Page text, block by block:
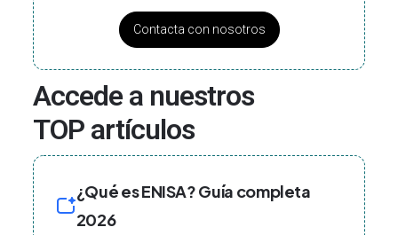
Contacta con nosotros
Accede a nuestros
TOP artículos
¿Qué es ENISA? Guía completa
2026